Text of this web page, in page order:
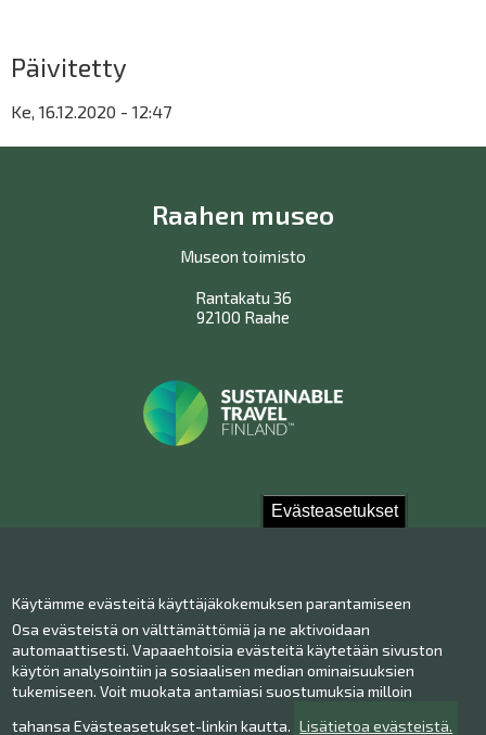
Evästeasetukset
Käytämme evästeitä käyttäjäkokemuksen parantamiseen
Osa evästeistä on välttämättömiä ja ne aktivoidaan
automaattisesti. Vapaaehtoisia evästeitä käytetään sivuston
käytön analysointiin ja sosiaalisen median ominaisuuksien
tukemiseen. Voit muokata antamiasi suostumuksia milloin
tahansa Evästeasetukset-linkin kautta. Lisätietoa evästeistä.
Päivitetty
Ke, 16.12.2020 - 12:47
Raahen museo
Museon toimisto
Rantakatu 36
92100 Raahe
Yhteystiedot
Henkilökunta
Anna palautetta
Museo Facebookissa
Museo Instagramissa